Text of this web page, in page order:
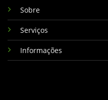
Sobre
Serviços
Informações